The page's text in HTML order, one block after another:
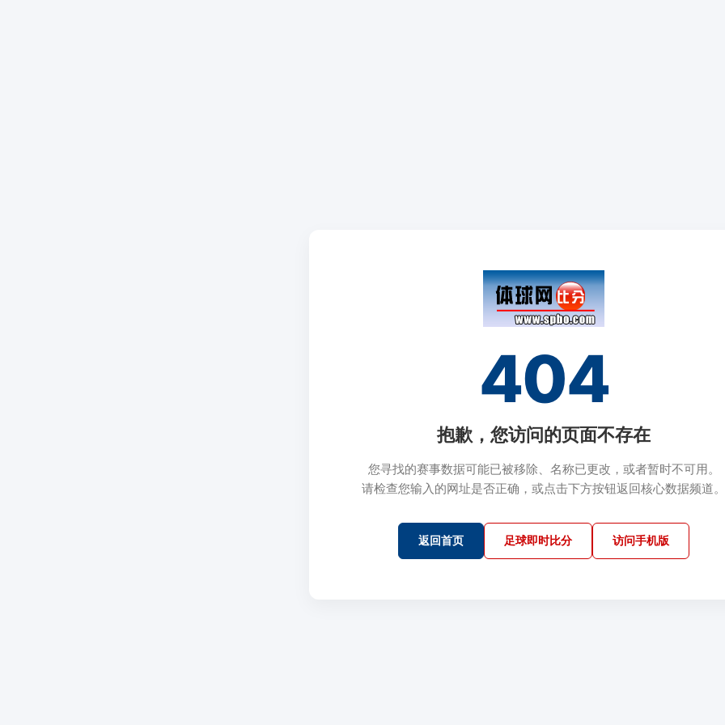
404
抱歉，您访问的页面不存在
您寻找的赛事数据可能已被移除、名称已更改，或者暂时不可用。
请检查您输入的网址是否正确，或点击下方按钮返回核心数据频道。
返回首页 足球即时比分 访问手机版